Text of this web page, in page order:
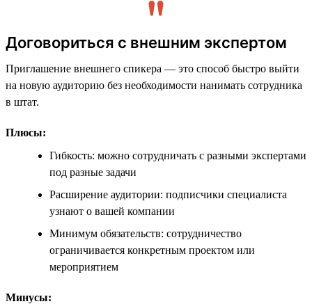
Договориться с внешним экспертом
Приглашение внешнего спикера — это способ быстро выйти
на новую аудиторию без необходимости нанимать сотрудника
в штат.
Плюсы:
Гибкость: можно сотрудничать с разными экспертами
под разные задачи
Расширение аудитории: подписчики специалиста
узнают о вашей компании
Минимум обязательств: сотрудничество
ограничивается конкретным проектом или
мероприятием
Минусы: